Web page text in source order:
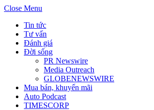
Close Menu
Tin tức
Tư vấn
Đánh giá
Đời sống
PR Newswire
Media Outreach
GLOBENEWSWIRE
Mua bán, khuyến mãi
Auto Podcast
TIMESCORP